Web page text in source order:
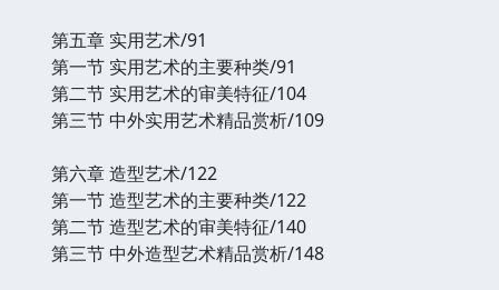
第五章 实用艺术/91
第一节 实用艺术的主要种类/91
第二节 实用艺术的审美特征/104
第三节 中外实用艺术精品赏析/109
第六章 造型艺术/122
第一节 造型艺术的主要种类/122
第二节 造型艺术的审美特征/140
第三节 中外造型艺术精品赏析/148